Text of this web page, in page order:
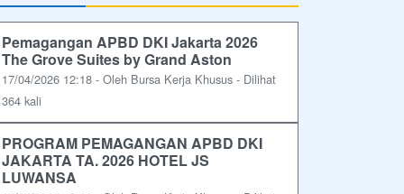
Pemagangan APBD DKI Jakarta 2026
The Grove Suites by Grand Aston
17/04/2026 12:18 - Oleh Bursa Kerja Khusus - Dilihat
364 kali
PROGRAM PEMAGANGAN APBD DKI
JAKARTA TA. 2026 HOTEL JS
LUWANSA